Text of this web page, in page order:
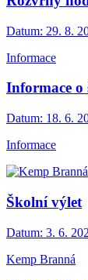
Datum: 29. 8.
Informace
Informace o
Datum: 18. 6.
Informace
Školní výlet
Datum: 3. 6.
Kemp Branná